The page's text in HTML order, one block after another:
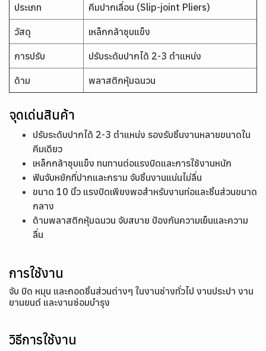
ประเภท คีมปากเลื่อน (Slip-joint Pliers)
วัสดุ เหล็กกล้าชุบแข็ง
การปรับ ปรับระดับปากได้ 2-3 ตำแหน่ง
ด้าม พลาสติกหุ้มฉนวน
จุดเด่นสินค้า
ปรับระดับปากได้ 2-3 ตำแหน่ง รองรับชิ้นงานหลายขนาดใน
คีมเดียว
เหล็กกล้าชุบแข็ง ทนทานต่อแรงบิดและการใช้งานหนัก
ฟันจับหยักที่ปากและกราม จับชิ้นงานแน่นไม่ลื่น
ขนาด 10 นิ้ว แรงบิดเพียงพอสำหรับงานท่อและชิ้นส่วนขนาด
กลาง
ด้ามพลาสติกหุ้มฉนวน จับสบาย ป้องกันความเย็นและความ
ลื่น
การใช้งาน
จับ บิด หมุน และถอดชิ้นส่วนต่างๆ ในงานช่างทั่วไป งานประปา งาน
ยานยนต์ และงานซ่อมบำรุง
วิธีการใช้งาน